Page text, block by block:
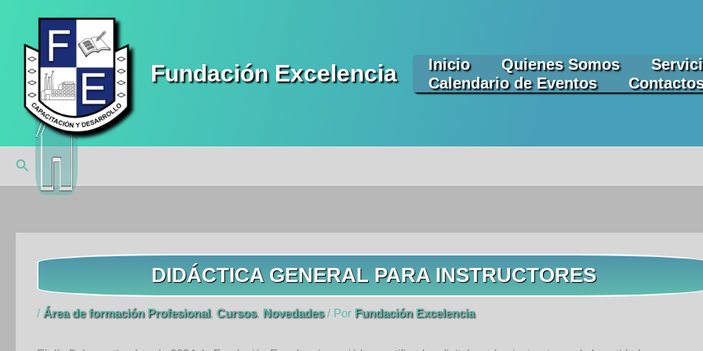
contenido
Fundación Excelencia Inicio Quienes Somos
Calendario de Eventos
Buscar
DIDÁCTICA GENERAL PARA INSTRUCTORES
/Área de formación Profesional,Cursos, Novedades/ Por Fundación Excelencia